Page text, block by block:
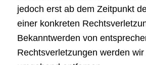
jedoch erst ab dem Zeitpunkt
einer konkreten
Bekanntwerden von
Rechtsverletzungen werden